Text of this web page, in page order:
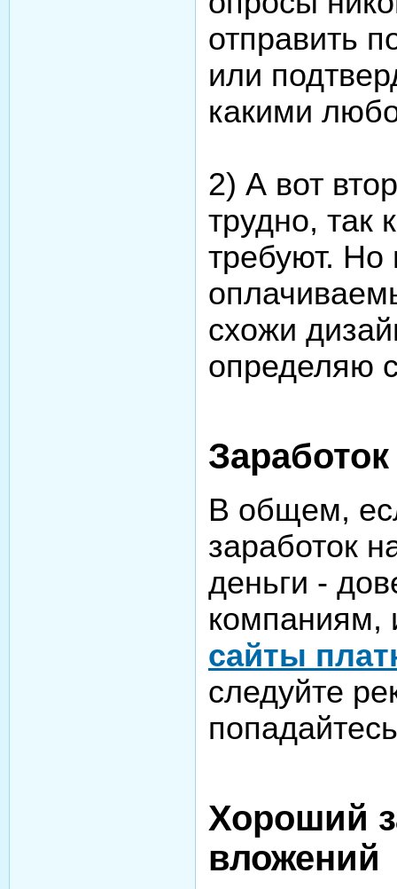
отправить
или
какими
2) А вот
трудно, так
требуют. Но
схожи
определяю
В общем,
заработок
деньги -
компаниям,
сайты
следуйте
Хороший
вложений